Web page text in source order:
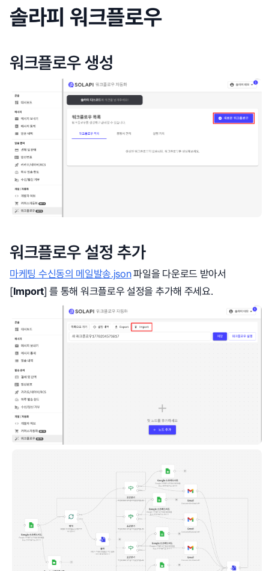
솔라피 워크플로우
워크플로우 생성
워크플로우 설정 추가
마케팅 수신동의 메일발송.json파일을 다운로드 받아서
[Import] 를 통해 워크플로우 설정을 추가해 주세요.